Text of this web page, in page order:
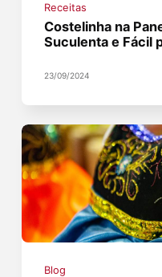
Receitas
Costelinha na
Suculenta e Fácil
23/09/2024
Blog